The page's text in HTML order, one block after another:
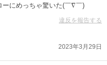
ーにめっちゃ驚いた(￣∇￣)
違反を報告する
2023年3月29日